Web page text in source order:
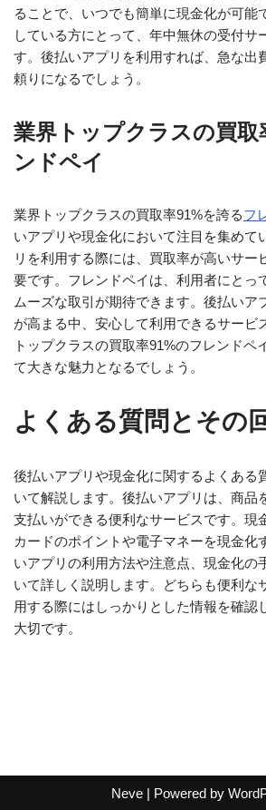
ることで、いつでも簡単に現金化が可能
している方にとって、年中無休の受付サ
す。後払いアプリを利用すれば、急な出
頼りになるでしょう。
業界トップクラスの買取
ンドペイ
業界トップクラスの買取率91%を誇るフ
いアプリや現金化において注目を集めて
リを利用する際には、買取率が高いサー
要です。フレンドペイは、利用者にとっ
ムーズな取引が期待できます。後払いア
が高まる中、安心して利用できるサービ
トップクラスの買取率91%のフレンドペ
て大きな魅力となるでしょう。
よくある質問とその
後払いアプリや現金化に関するよくある
いて解説します。後払いアプリは、商品
支払いができる便利なサービスです。現
カードのポイントや電子マネーを現金化
いアプリの利用方法や注意点、現金化の
いて詳しく説明します。どちらも便利な
用する際にはしっかりとした情報を確認
大切です。
Neve| Powered by